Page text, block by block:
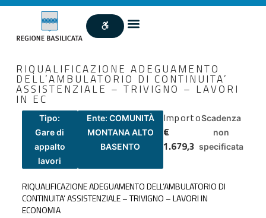
RIQUALIFICAZIONE ADEGUAMENTO
DELL’AMBULATORIO DI CONTINUITA’
ASSISTENZIALE – TRIVIGNO – LAVORI
IN EC
Tipo:
Gare di
appalto
lavori
Ente: COMUNITÀ
MONTANA ALTO
BASENTO
Importo
€
1.679,3
Scadenza
non
specificata
RIQUALIFICAZIONE ADEGUAMENTO DELL’AMBULATORIO DI
CONTINUITA’ ASSISTENZIALE – TRIVIGNO – LAVORI IN
ECONOMIA